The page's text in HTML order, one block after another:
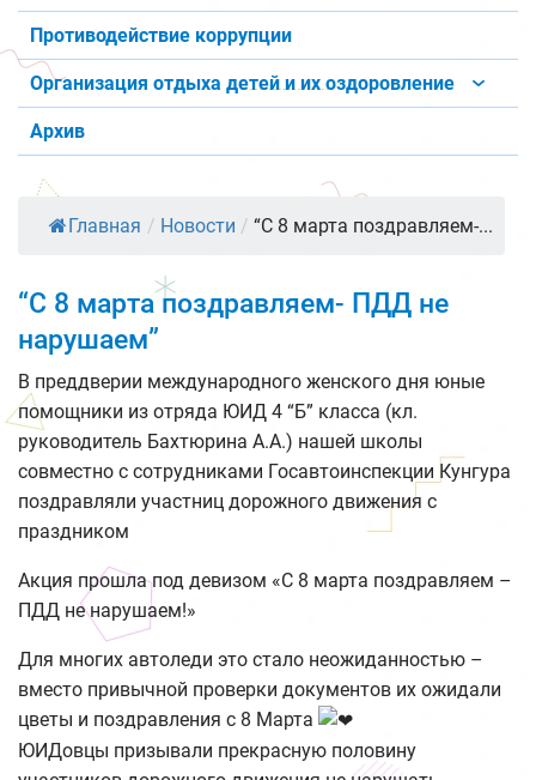
Противодействие коррупции
Организация отдыха детей и их оздоровление
Архив
Главная / Новости / “С 8 марта поздравляем-...
“С 8 марта поздравляем- ПДД не
нарушаем”
В преддверии международного женского дня юные
помощники из отряда ЮИД 4 “Б” класса (кл.
руководитель Бахтюрина А.А.) нашей школы
совместно с сотрудниками Госавтоинспекции Кунгура
поздравляли участниц дорожного движения с
праздником
Акция прошла под девизом «С 8 марта поздравляем –
ПДД не нарушаем!»
Для многих автоледи это стало неожиданностью –
вместо привычной проверки документов их ожидали
цветы и поздравления с 8 Марта
ЮИДовцы призывали прекрасную половину